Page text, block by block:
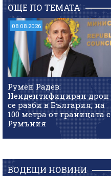
ОЩЕ ПО ТЕМАТА
08.08.2026
Румен Радев:
Неидентифициран дрон
се разби в България, на
100 метра от границата с
Румъния
ВОДЕЩИ НОВИНИ